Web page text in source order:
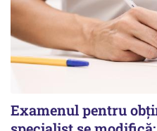
Examenul pentru